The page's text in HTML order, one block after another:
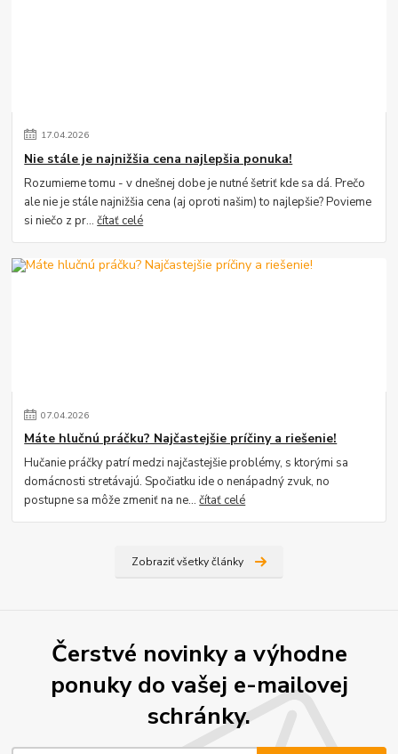
17.04.2026
Nie stále je najnižšia cena najlepšia ponuka!
Rozumieme tomu - v dnešnej dobe je nutné šetriť kde sa dá. Prečo
ale nie je stále najnižšia cena (aj oproti našim) to najlepšie? Povieme
si niečo z pr...čítať celé
07.04.2026
Máte hlučnú práčku? Najčastejšie príčiny a riešenie!
Hučanie práčky patrí medzi najčastejšie problémy, s ktorými sa
domácnosti stretávajú. Spočiatku ide o nenápadný zvuk, no
postupne sa môže zmeniť na ne...čítať celé
Zobraziť všetky články
Čerstvé novinky a výhodne
ponuky do vašej e-mailovej
schránky.